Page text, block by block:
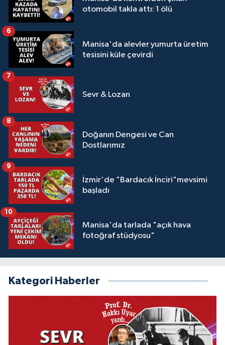
otomobil takla attı: 1 ölü
Manisa'da alevler yumurta üretim
tesisini küle çevirdi
6
Sevr & Lozan
7
Doğanın Dengesi ve Can
Dostlarımız
8
İzmir'de "Bardacık İnciri"mevsimi
başladı
9
Manisa'da tarlada "açık hava
fotoğraf stüdyosu"
10
Kategori Haberler